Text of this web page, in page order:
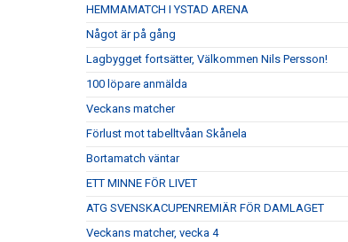
HEMMAMATCH I YSTAD ARENA
Något är på gång
Lagbygget fortsätter, Välkommen Nils Persson!
100 löpare anmälda
Veckans matcher
Förlust mot tabelltvåan Skånela
Bortamatch väntar
ETT MINNE FÖR LIVET
ATG SVENSKACUPENREMIÄR FÖR DAMLAGET
Veckans matcher, vecka 4